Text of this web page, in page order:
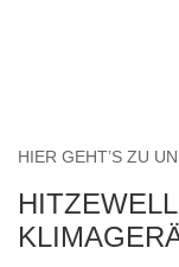
HIER GEHT’S ZU